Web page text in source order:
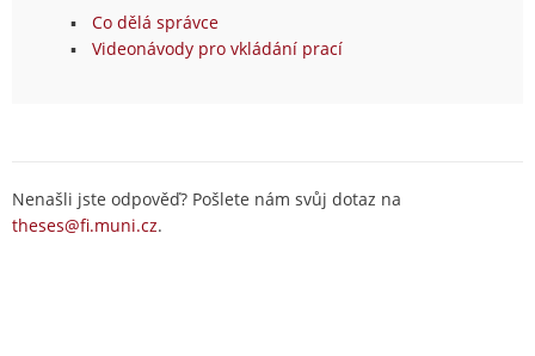
Co dělá správce
Videonávody pro vkládání prací
Nenašli jste odpověď? Pošlete nám svůj dotaz na
theses@fi.muni.cz.